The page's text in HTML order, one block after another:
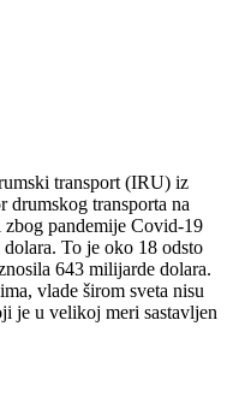
transport (IRU) iz
drumskog transporta na
pandemije Covid-19
To je oko 18 odsto
643 milijarde dolara.
vlade širom sveta nisu
je u velikoj meri sastavljen